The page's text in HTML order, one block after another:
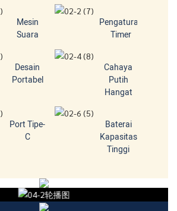
Mesin
Suara
Pengaturan
Timer
Desain
Portabel
Cahaya
Putih
Hangat
Port Tipe-
C
Baterai
Kapasitas
Tinggi